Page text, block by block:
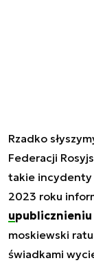
Rzadko
Federacji
takie incydenty
2023 roku
moskiewski
świadkami